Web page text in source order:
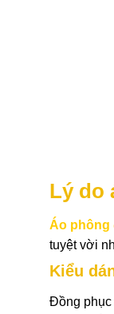
Lý do
Áo phông
tuyệt vời
Kiểu
Đồng phục